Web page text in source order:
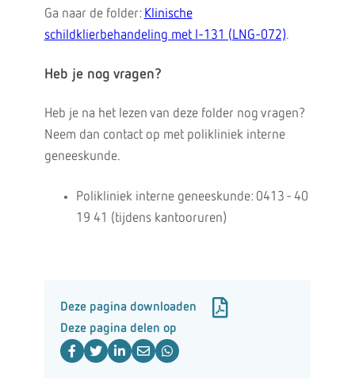
Ga naar de folder: Klinische
schildklierbehandeling met I-131 (LNG-072).
Heb je nog vragen?
Heb je na het lezen van deze folder nog vragen?
Neem dan contact op met polikliniek interne
geneeskunde.
Polikliniek interne geneeskunde: 0413 - 40
19 41 (tijdens kantooruren)
Deze pagina downloaden
Deze pagina delen op